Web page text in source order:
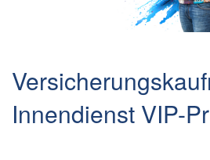
Innendienst VIP-